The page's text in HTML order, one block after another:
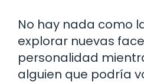
No hay nada como
explorar nuevas
personalidad
alguien que podría